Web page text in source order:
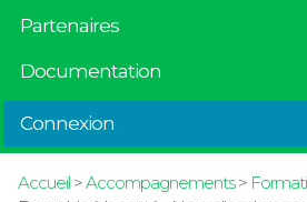
Partenaires
Documentation
Connexion
Accueil>Accompagnements>